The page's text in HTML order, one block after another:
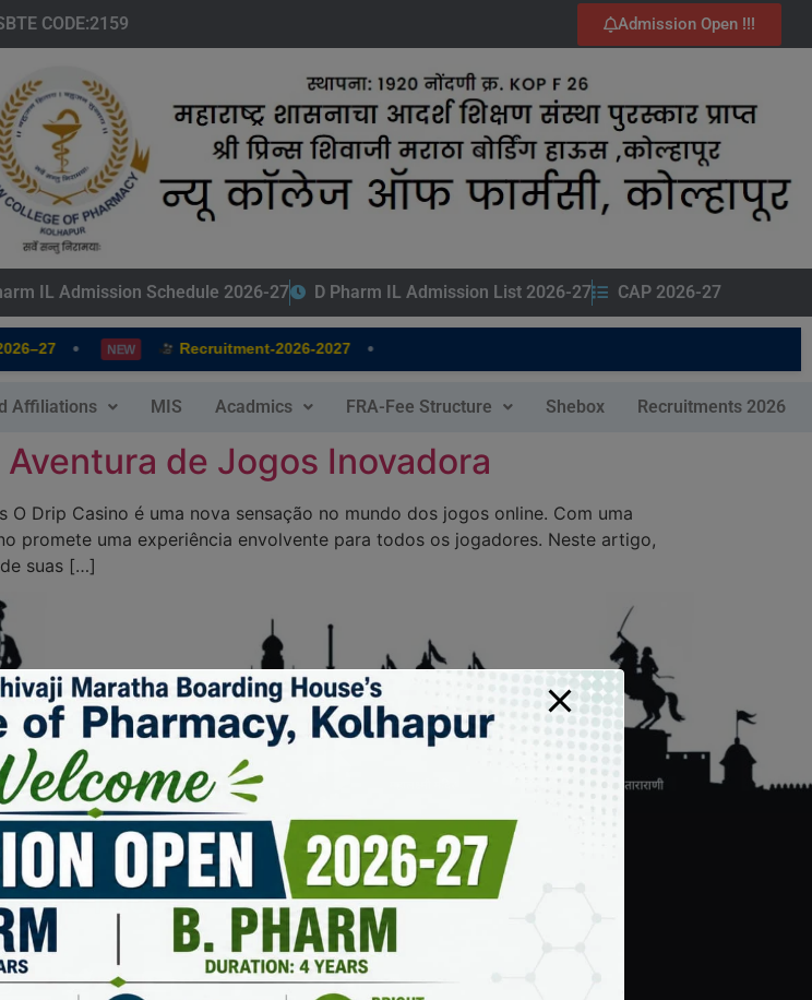
CODE:2159 Admission Open !!!
IL Admission Schedule 2026-27 D Pharm IL Admission List 2026-27 CAP 2026-27
NEW Recruitment-2026-2027
Affiliations MIS Acadmics FRA-Fee Structure Shebox Recruitments 2026
de Jogos Inovadora
Drip Casino é uma nova sensação no mundo dos jogos online. Com uma
promete uma experiência envolvente para todos os jogadores. Neste artigo,
suas […]
IN TOUCH